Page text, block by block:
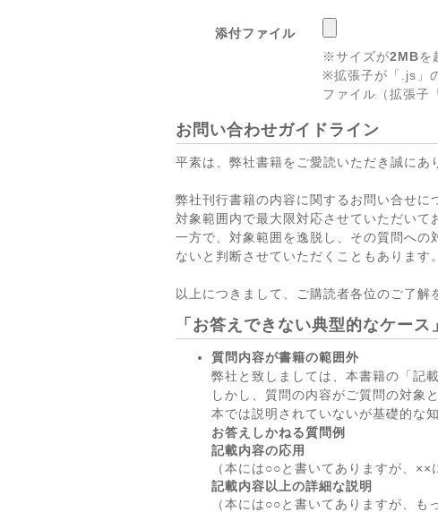
添付ファイル
※サイズが2MBを
※拡張子が「.js」
ファイル（拡張子
お問い合わせガイドライン
平素は、弊社書籍をご愛読いただき誠にあ
弊社刊行書籍の内容に関するお問い合せ
対象範囲内で最大限対応させていただいて
一方で、対象範囲を逸脱し、その質問へ
ないと判断させていただくこともあります。
以上につきまして、ご購読者各位のご了解
「お答えできない典型的なケー
質問内容が書籍の範囲外
弊社と致しましては、本書籍の「記
しかし、質問の内容がご質問の対象
本では説明されていないが基礎的な
お答えしかねる質問例
記載内容の応用
（本には○○と書いてありますが、
記載内容以上の詳細な説明
（本には○○と書いてありますが、も